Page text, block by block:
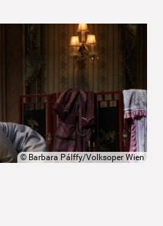
© Barbara Pálffy/Volksoper Wien